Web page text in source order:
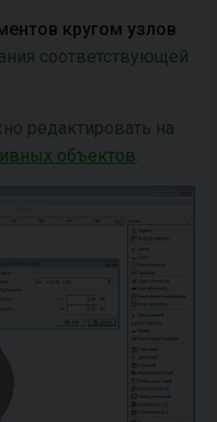
кругом узлов
соответствующей
редактировать на
объектов